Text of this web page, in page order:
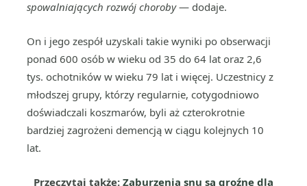
spowalniających rozwój choroby— dodaje.
On i jego zespół uzyskali takie wyniki po obserwacji
ponad 600 osób w wieku od 35 do 64 lat oraz 2,6
tys. ochotników w wieku 79 lat i więcej. Uczestnicy z
młodszej grupy, którzy regularnie, cotygodniowo
doświadczali koszmarów, byli aż czterokrotnie
bardziej zagrożeni demencją w ciągu kolejnych 10
lat.
Przeczytaj także: Zaburzenia snu są groźne dla